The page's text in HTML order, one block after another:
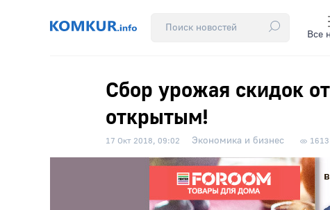
Все
Сбор урожая скидок
открытым!
17 Окт 2018, 09:02 Экономика и бизнес 1613